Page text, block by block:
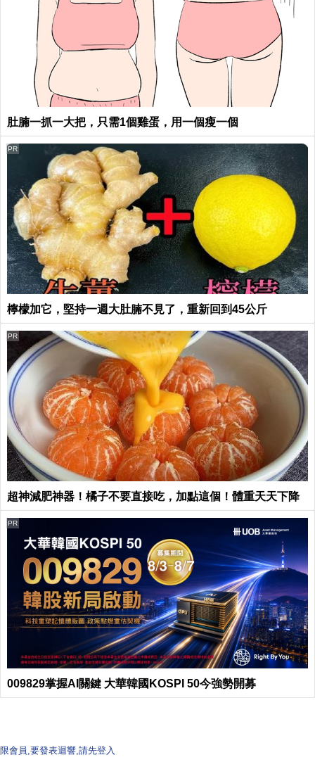
肚腩一抓一大把，只需1個雞蛋，用一個瘦一個
檸檬加它，堅持一週大肚腩不見了，重新回到45公斤
PR
超神減肥神器！橘子不要直接吃，加點這個！體重天天下降
PR
009829掌握AI關鍵 大華韓國KOSPI 50今強勢開募
PR
限會員,要發表迴響,請先登入